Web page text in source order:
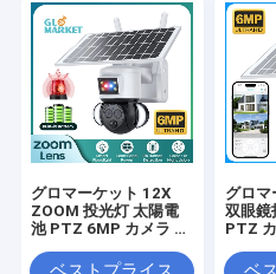
グロマーケット 12X
ZOOM 投光灯 太陽電
池 PTZ 6MP カメラ ス
セキュリティ カメラ
グロマ
双眼鏡
PTZ
ティ